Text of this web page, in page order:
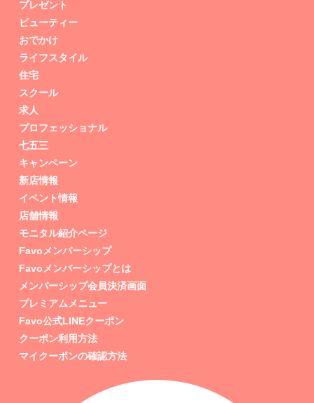
プレゼント
ビューティー
おでかけ
ライフスタイル
住宅
スクール
求人
プロフェッショナル
七五三
キャンペーン
新店情報
イベント情報
店舗情報
モニタル紹介ページ
Favoメンバーシップ
Favoメンバーシップとは
メンバーシップ会員決済画面
プレミアムメニュー
Favo公式LINEクーポン
クーポン利用方法
マイクーポンの確認方法